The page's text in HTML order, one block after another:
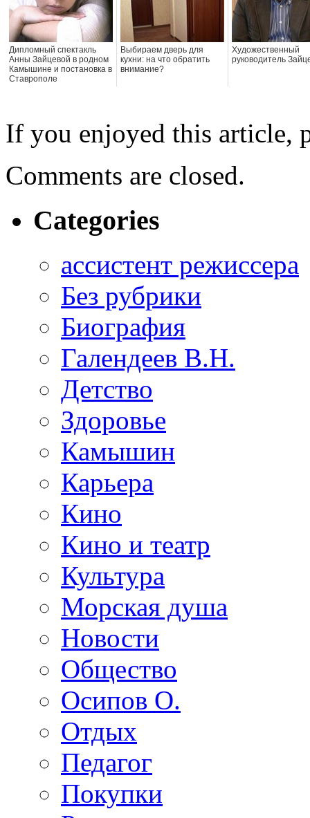
Дипломный спектакль
Анны Зайцевой в родном
Камышине и постановка в
Ставрополе
Выбираем дверь для
кухни: на что обратить
внимание?
Художественный
руководитель
If you enjoyed this article,
Comments are closed.
Categories
ассистент режиссера
Без рубрики
Биография
Галендеев В.Н.
Детство
Здоровье
Камышин
Карьера
Кино
Кино и театр
Культура
Морская душа
Новости
Общество
Осипов О.
Отдых
Педагог
Покупки